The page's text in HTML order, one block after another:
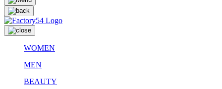
WOMEN
MEN
BEAUTY